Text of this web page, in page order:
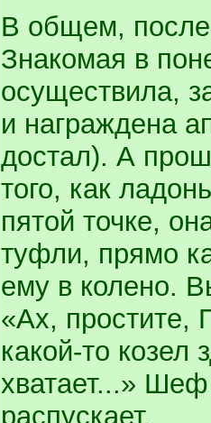
В общем,
Знакомая в
осуществила,
и награждена
достал). А
того, как
пятой точке,
туфли, прямо
ему в колено.
«Ах, простите,
какой-то козел
хватает...»
распускает.